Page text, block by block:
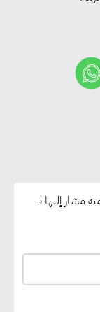
مشار إليها بـ
مصر
العام